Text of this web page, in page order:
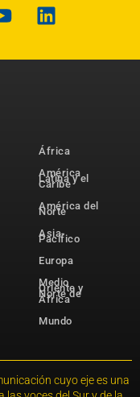
África
América
Latina y el
Caribe
América del
Norte
Asia-
Pacífico
Europa
Medio
Oriente y
Norte de
África
Mundo
cuyo eje es una